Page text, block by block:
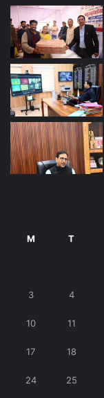
M T
3 4
10 11
17 18
24 25